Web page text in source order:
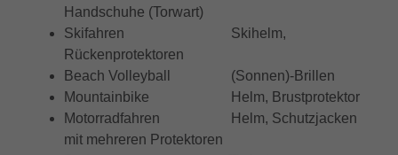
Handschuhe (Torwart)
Skifahren Skihelm,
Rückenprotektoren
Beach Volleyball (Sonnen)-Brillen
Mountainbike Helm, Brustprotektor
Motorradfahren Helm, Schutzjacken
mit mehreren Protektoren
Name
_gat_UA-32970526-1, _gat_UA-
32970526-4
Anbieter Google LLC
Laufzeit 1 Minute